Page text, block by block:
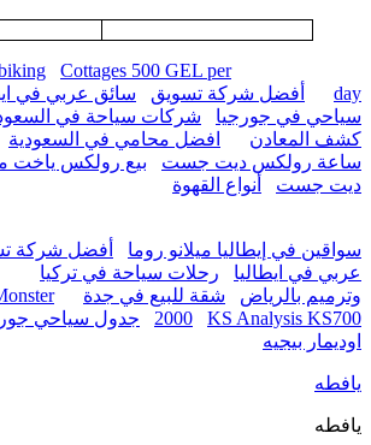
Cottages 500 GEL per
day
أفضل شركة تسويق سائق عربي في
سياحي في جورجيا
شركات سياحة في
كشف المعادن
افضل محامي في السعودية
ساعة رولكس ديت جست
بيع رولكس ياخت
ديت جست
أنواع القهوة
سواقين في إيطاليا ميلانو روما
أفضل شركة
عربي في ايطاليا
رحلات سياحة في تركيا
وترميم بالرياض
شقة للبيع في جدة
2000
KS Analysis KS700 جدول سياحي جورجيا 5
اوديمار بيجيه
يافطه
يافطه